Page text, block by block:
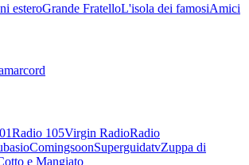
esteroGrande FratelloL'isola dei famosiAmici
Radio 105Virgin RadioRadio
ComingsoonSuperguidatvZuppa di
e Mangiato